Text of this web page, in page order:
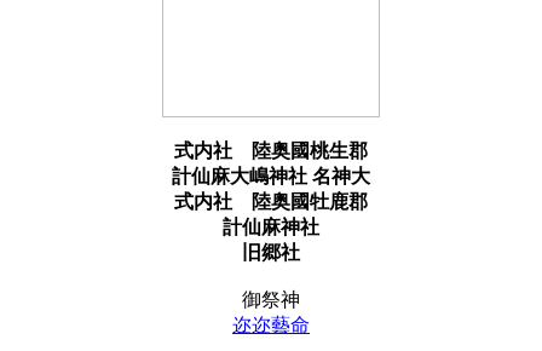
式内社
陸奥國桃生郡
計仙麻大嶋神社 名神大
式内社
陸奥國牡鹿郡
計仙麻神社
旧郷社
御祭神
迩迩藝命